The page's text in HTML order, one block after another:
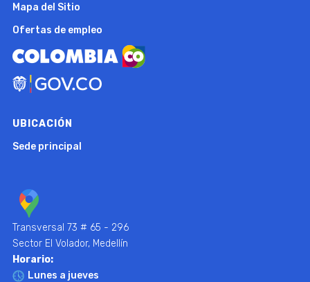
Mapa del Sitio
Ofertas de empleo
UBICACIÓN
Sede principal
Transversal 73 # 65 - 296
Sector El Volador, Medellín
Horario:
Lunes a jueves